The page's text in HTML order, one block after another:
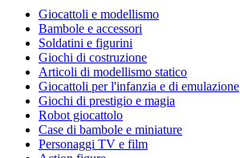
Giocattoli e modellismo
Bambole e accessori
Soldatini e figurini
Giochi di costruzione
Articoli di modellismo statico
Giocattoli per l'infanzia e di emulazione
Giochi di prestigio e magia
Robot giocattolo
Case di bambole e miniature
Personaggi TV e film